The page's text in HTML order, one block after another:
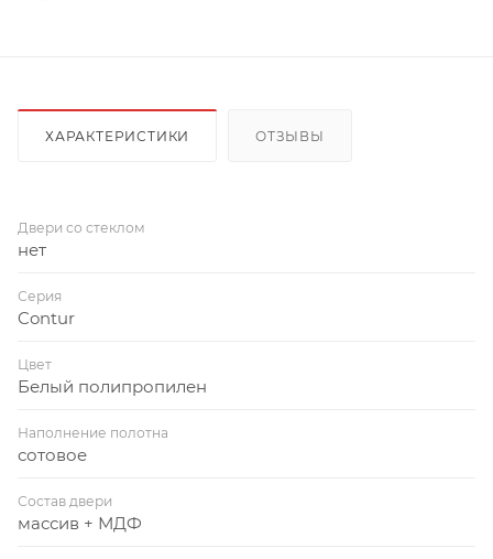
ХАРАКТЕРИСТИКИ ОТЗЫВЫ
Двери со стеклом
нет
Серия
Contur
Цвет
Белый полипропилен
Наполнение полотна
сотовое
Состав двери
массив + МДФ